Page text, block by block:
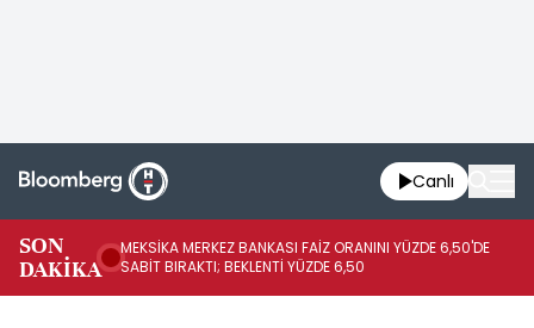
Canlı
SON
DAKİKA
MEKSİKA MERKEZ BANKASI FAİZ ORANINI YÜZDE 6,50'DE
SABİT BIRAKTI; BEKLENTİ YÜZDE 6,50